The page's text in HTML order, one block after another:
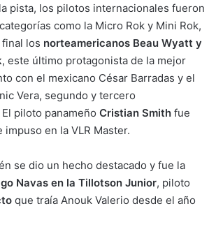
pista, los pilotos internacionales fueron
como la Micro Rok y Mini Rok,
los norteamericanos Beau Wyatt y
, este último protagonista de la mejor
con el mexicano César Barradas y el
Vera, segundo y tercero
piloto panameño Cristian Smith fue
en la VLR Master.
se dio un hecho destacado y fue la
Navas en la Tillotson Junior, piloto
que traía Anouk Valerio desde el año